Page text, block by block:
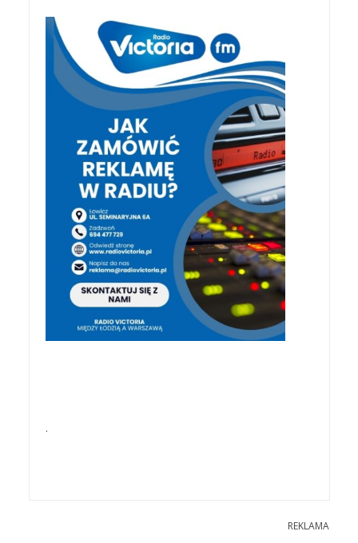
.
REKLAMA